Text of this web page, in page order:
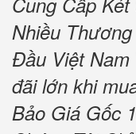
Nhiều
Đầu Việt Nam
đãi lớn khi
Bảo Giá Gốc